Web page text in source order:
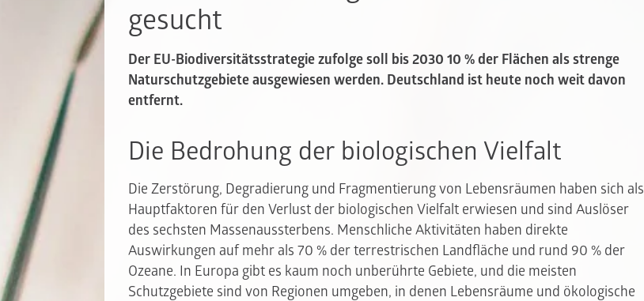
gesucht
Der EU-Biodiversitätsstrategie zufolge soll bis 2030 10 % der Flächen als strenge
Naturschutzgebiete ausgewiesen werden. Deutschland ist heute noch weit davon
entfernt.
Die Bedrohung der biologischen Vielfalt
Die Zerstörung, Degradierung und Fragmentierung von Lebensräumen haben sich als
Hauptfaktoren für den Verlust der biologischen Vielfalt erwiesen und sind Auslöser
des sechsten Massenaussterbens. Menschliche Aktivitäten haben direkte
Auswirkungen auf mehr als 70 % der terrestrischen Landfläche und rund 90 % der
Ozeane. In Europa gibt es kaum noch unberührte Gebiete, und die meisten
Schutzgebiete sind von Regionen umgeben, in denen Lebensräume und ökologische